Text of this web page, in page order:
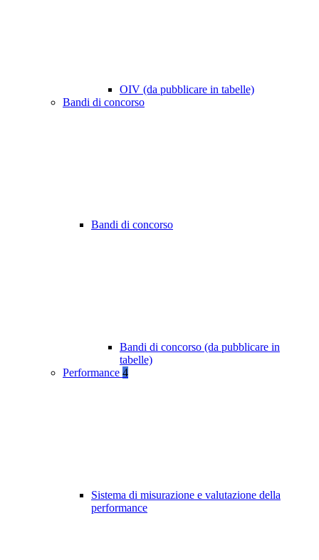
OIV (da pubblicare in tabelle)
Bandi di concorso
Bandi di concorso
Bandi di concorso (da pubblicare in
tabelle)
Performance 4
Sistema di misurazione e valutazione della
performance